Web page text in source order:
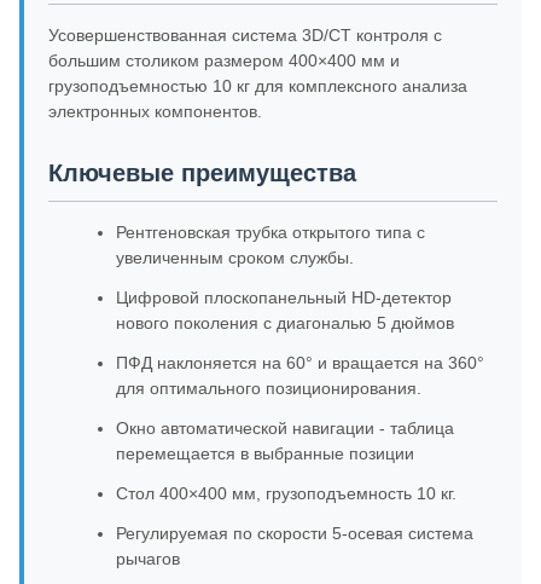
Усовершенствованная система 3D/CT контроля с
большим столиком размером 400×400 мм и
грузоподъемностью 10 кг для комплексного анализа
электронных компонентов.
Ключевые преимущества
Рентгеновская трубка открытого типа с
увеличенным сроком службы.
Цифровой плоскопанельный HD-детектор
нового поколения с диагональю 5 дюймов
ПФД наклоняется на 60° и вращается на 360°
для оптимального позиционирования.
Окно автоматической навигации - таблица
перемещается в выбранные позиции
Стол 400×400 мм, грузоподъемность 10 кг.
Регулируемая по скорости 5-осевая система
рычагов